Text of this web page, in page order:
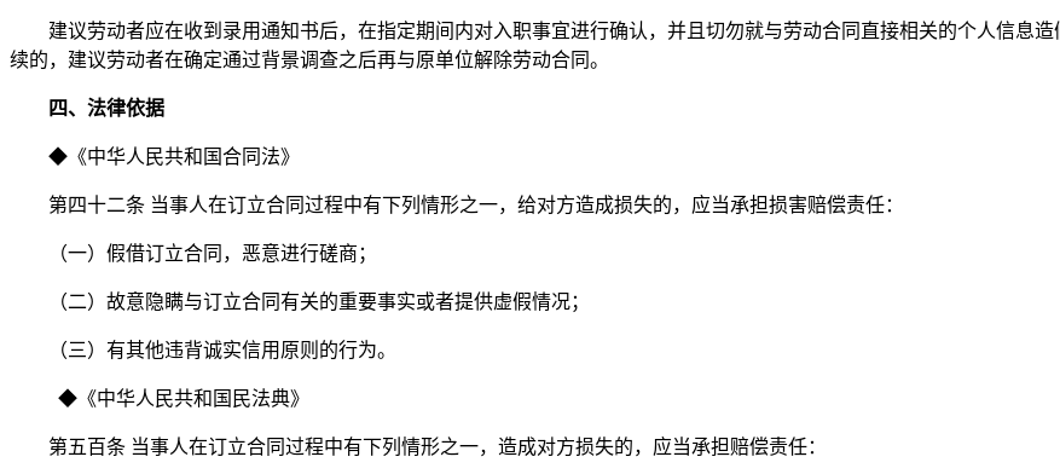
建议劳动者应在收到录用通知书后，在指定期间内对入职事宜进行确认，并且切勿就与劳动合同直接相关的个人信息
续的，建议劳动者在确定通过背景调查之后再与原单位解除劳动合同。
四、法律依据
◆ 《中华人民共和国合同法》
第四十二条 当事人在订立合同过程中有下列情形之一，给对方造成损失的，应当承担损害赔偿责任：
（一）假借订立合同，恶意进行磋商；
（二）故意隐瞒与订立合同有关的重要事实或者提供虚假情况；
（三）有其他违背诚实信用原则的行为。
◆ 《中华人民共和国民法典》
第五百条 当事人在订立合同过程中有下列情形之一，造成对方损失的，应当承担赔偿责任：